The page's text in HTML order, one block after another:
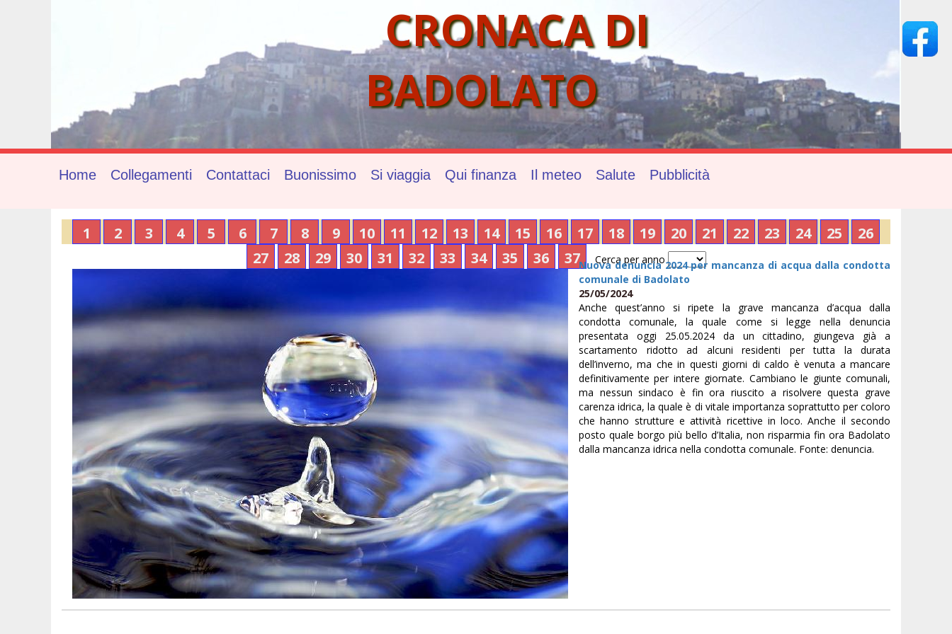
CRONACA DI
BADOLATO
Home Collegamenti Contattaci Buonissimo Si viaggia Qui finanza Il meteo Salute Pubblicità
1 2 3 4 5 6 7 8 9 10 11 12 13 14 15 16 17 18 19 20 21 22 23 24 25
26
27
28 29 30 31 32 33 34 35 36 37 Cerca per anno
Nuova denuncia 2024 per mancanza di acqua dalla condotta
comunale di Badolato
25/05/2024
Anche quest’anno si ripete la grave mancanza d’acqua dalla
condotta comunale, la quale come si legge nella denuncia
presentata oggi 25.05.2024 da un cittadino, giungeva già a
scartamento ridotto ad alcuni residenti per tutta la durata
dell’inverno, ma che in questi giorni di caldo è venuta a mancare
definitivamente per intere giornate. Cambiano le giunte comunali,
ma nessun sindaco è fin ora riuscito a risolvere questa grave
carenza idrica, la quale è di vitale importanza soprattutto per coloro
che hanno strutture e attività ricettive in loco. Anche il secondo
posto quale borgo più bello d’Italia, non risparmia fin ora Badolato
dalla mancanza idrica nella condotta comunale. Fonte: denuncia.